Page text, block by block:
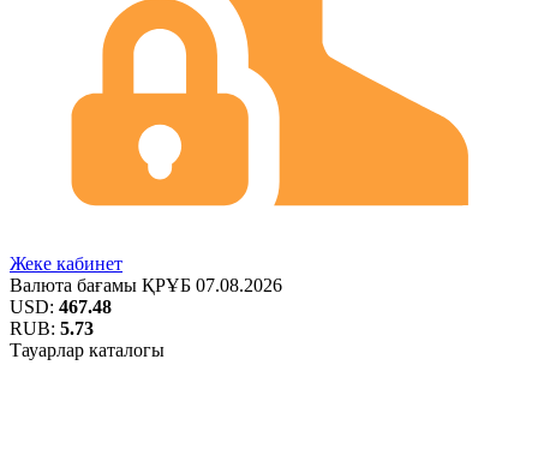
Жеке кабинет
Валюта бағамы ҚРҰБ 07.08.2026
USD: 467.48
RUB: 5.73
Тауарлар каталогы